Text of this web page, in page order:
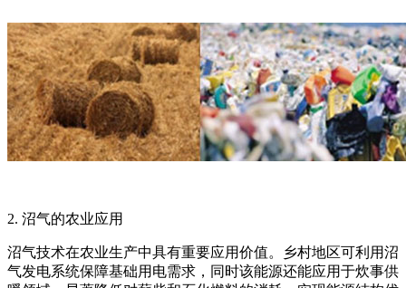
2. 沼气的农业应用
沼气技术在农业生产中具有重要应用价值。乡村地区可利用沼
气发电系统保障基础用电需求，同时该能源还能应用于炊事供